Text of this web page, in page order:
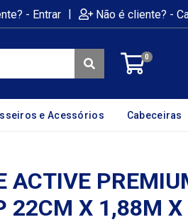
- Entrar | Não é cliente? -
0
e Acessórios Cabeceiras
ACTIVE
22CM X 1,88M